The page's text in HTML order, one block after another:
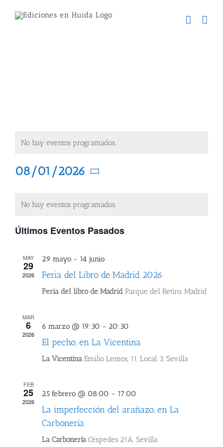
No hay eventos programados.
08/01/2026
fecha.
deNo hay eventos programados.
Últimos Eventos Pasados
MAY
29
2026
29 mayo - 14 junio
Feria del Libro de Madrid 2026
Feria del libro de Madrid Parque del Retiro, Madrid
MAR
6
2026
6 marzo @ 19:30 - 20:30
El pecho, en La Vicentina
La Vicentina Emilio Lemos, 11, Local 3, Sevilla
FEB
25
2026
25 febrero @ 08:00 - 17:00
La imperfección del arañazo, en La
Carbonería
La Carbonería Céspedes 21A, Sevilla